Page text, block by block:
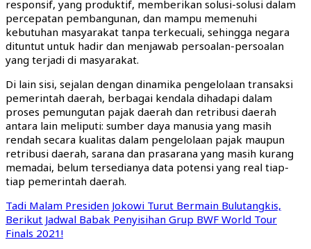
responsif, yang produktif, memberikan solusi-solusi dalam
percepatan pembangunan, dan mampu memenuhi
kebutuhan masyarakat tanpa terkecuali, sehingga negara
dituntut untuk hadir dan menjawab persoalan-persoalan
yang terjadi di masyarakat.
Di lain sisi, sejalan dengan dinamika pengelolaan transaksi
pemerintah daerah, berbagai kendala dihadapi dalam
proses pemungutan pajak daerah dan retribusi daerah
antara lain meliputi: sumber daya manusia yang masih
rendah secara kualitas dalam pengelolaan pajak maupun
retribusi daerah, sarana dan prasarana yang masih kurang
memadai, belum tersedianya data potensi yang real tiap-
tiap pemerintah daerah.
Tadi Malam Presiden Jokowi Turut Bermain Bulutangkis,
Berikut Jadwal Babak Penyisihan Grup BWF World Tour
Finals 2021!